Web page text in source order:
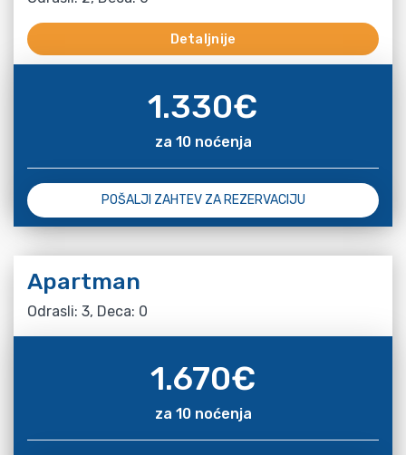
Detaljnije
1.330€
za 10 noćenja
POŠALJI ZAHTEV ZA REZERVACIJU
Apartman
Odrasli: 3, Deca: 0
1.670€
za 10 noćenja